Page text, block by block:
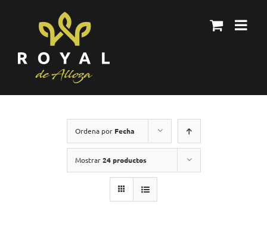
Ordena por Fecha
Mostrar24 productos